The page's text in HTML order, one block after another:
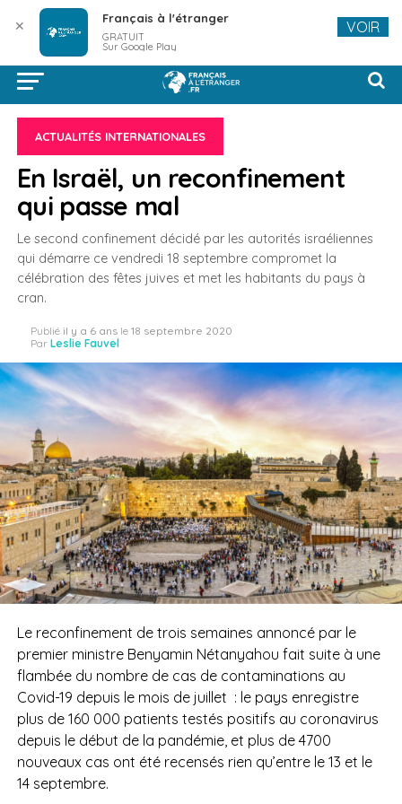
ACTUALITÉS INTERNATIONALES
En Israël, un reconfinement
qui passe mal
Le second confinement décidé par les autorités israéliennes
qui démarre ce vendredi 18 septembre compromet la
célébration des fêtes juives et met les habitants du pays à
cran.
Publié il y a 6 ans le 18 septembre 2020
Par Leslie Fauvel
Le reconfinement de trois semaines annoncé par le
premier ministre Benyamin Nétanyahou fait suite à une
flambée du nombre de cas de contaminations au
Covid-19 depuis le mois de juillet : le pays enregistre
plus de 160 000 patients testés positifs au coronavirus
depuis le début de la pandémie, et plus de 4700
nouveaux cas ont été recensés rien qu’entre le 13 et le
14 septembre.
✕ Français à l'étranger
GRATUIT
Sur Google Play
VOIR